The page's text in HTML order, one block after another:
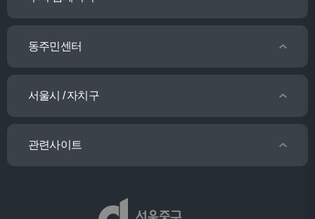
동주민센터
서울시 / 자치구
관련사이트